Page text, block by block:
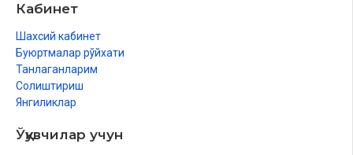
Кабинет
Шахсий кабинет
Буюртмалар рўйхати
Танлаганларим
Солиштириш
Янгиликлар
Ўқувчилар учун